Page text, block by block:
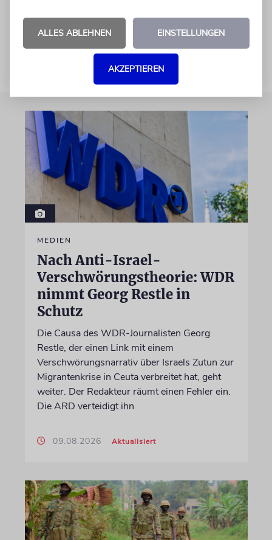
Gespräche jedoch strikt ab.
MEDIEN
Nach Anti-Israel-
Verschwörungstheorie: WDR
nimmt Georg Restle in
Schutz
Die Causa des WDR-Journalisten Georg
Restle, der einen Link mit einem
Verschwörungsnarrativ über Israels Zutun zur
Migrantenkrise in Ceuta verbreitet hat, geht
weiter. Der Redakteur räumt einen Fehler ein.
Die ARD verteidigt ihn
09.08.2026 Aktualisiert
ALLES ABLEHNEN EINSTELLUNGEN
AKZEPTIEREN